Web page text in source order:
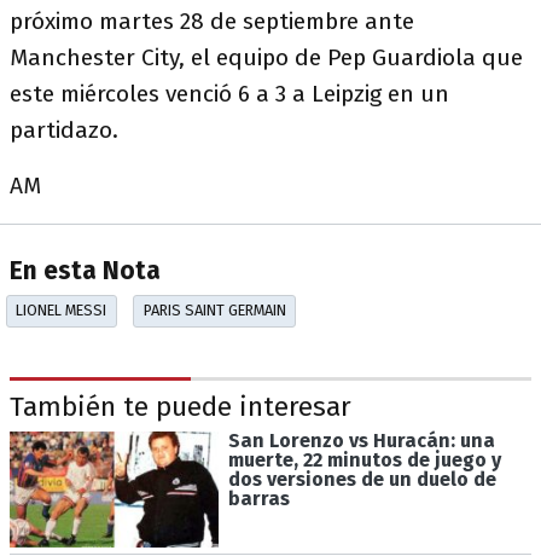
próximo martes 28 de septiembre ante
Manchester City, el equipo de Pep Guardiola que
este miércoles venció 6 a 3 a Leipzig en un
partidazo.
AM
En esta Nota
LIONEL MESSI PARIS SAINT GERMAIN
También te puede interesar
San Lorenzo vs Huracán: una
muerte, 22 minutos de juego y
dos versiones de un duelo de
barras